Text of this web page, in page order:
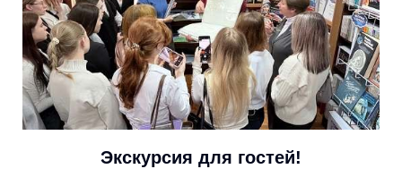
Экскурсия для гостей!